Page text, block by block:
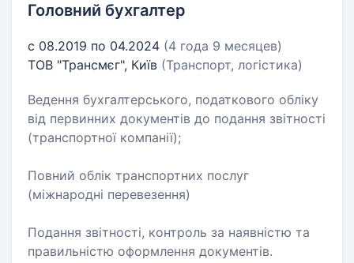
Головний бухгалтер
с 08.2019 по 04.2024 (4 года 9 месяцев)
ТОВ "Трансмєг", Київ (Транспорт, логістика)
Ведення бухгалтерського, податкового обліку
від первинних документів до подання звітності
(транспортної компанії);
Повний облік транспортних послуг
(міжнародні перевезення)
Подання звітності, контроль за наявністю та
правильністю оформлення документів.